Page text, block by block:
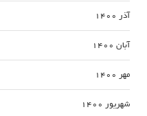
آذر 1400
آبان 1400
مهر 1400
شهریور 1400